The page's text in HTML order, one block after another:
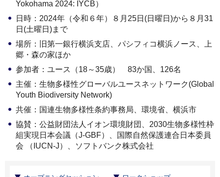
Yokohama 2024: IYCB）
日時：2024年（令和６年）８月25日(日曜日)から８月31
日(土曜日)まで
場所：旧第一銀行横浜支店、パシフィコ横浜ノース、上
郷・森の家ほか
参加者：ユース（18～35歳） 83か国、126名
主催：生物多様性グローバルユースネットワーク(Global
Youth Biodiversity Network)
共催：国連生物多様性条約事務局、環境省、横浜市
協賛：公益財団法人イオン環境財団、2030生物多様性枠
組実現日本会議（J-GBF）、国際自然保護連合日本委員
会 （IUCN-J）、ソフトバンク株式会社